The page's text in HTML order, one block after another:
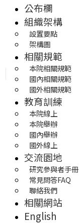
公布欄
組織架構
設置要點
架構圖
相關規範
本院相關規範
國內相關規範
國外相關規範
教育訓練
本院線上
本院舉辦
國內舉辦
國外線上
交流園地
研究參與者手冊
常見問答FAQ
聯絡我們
相關網站
English